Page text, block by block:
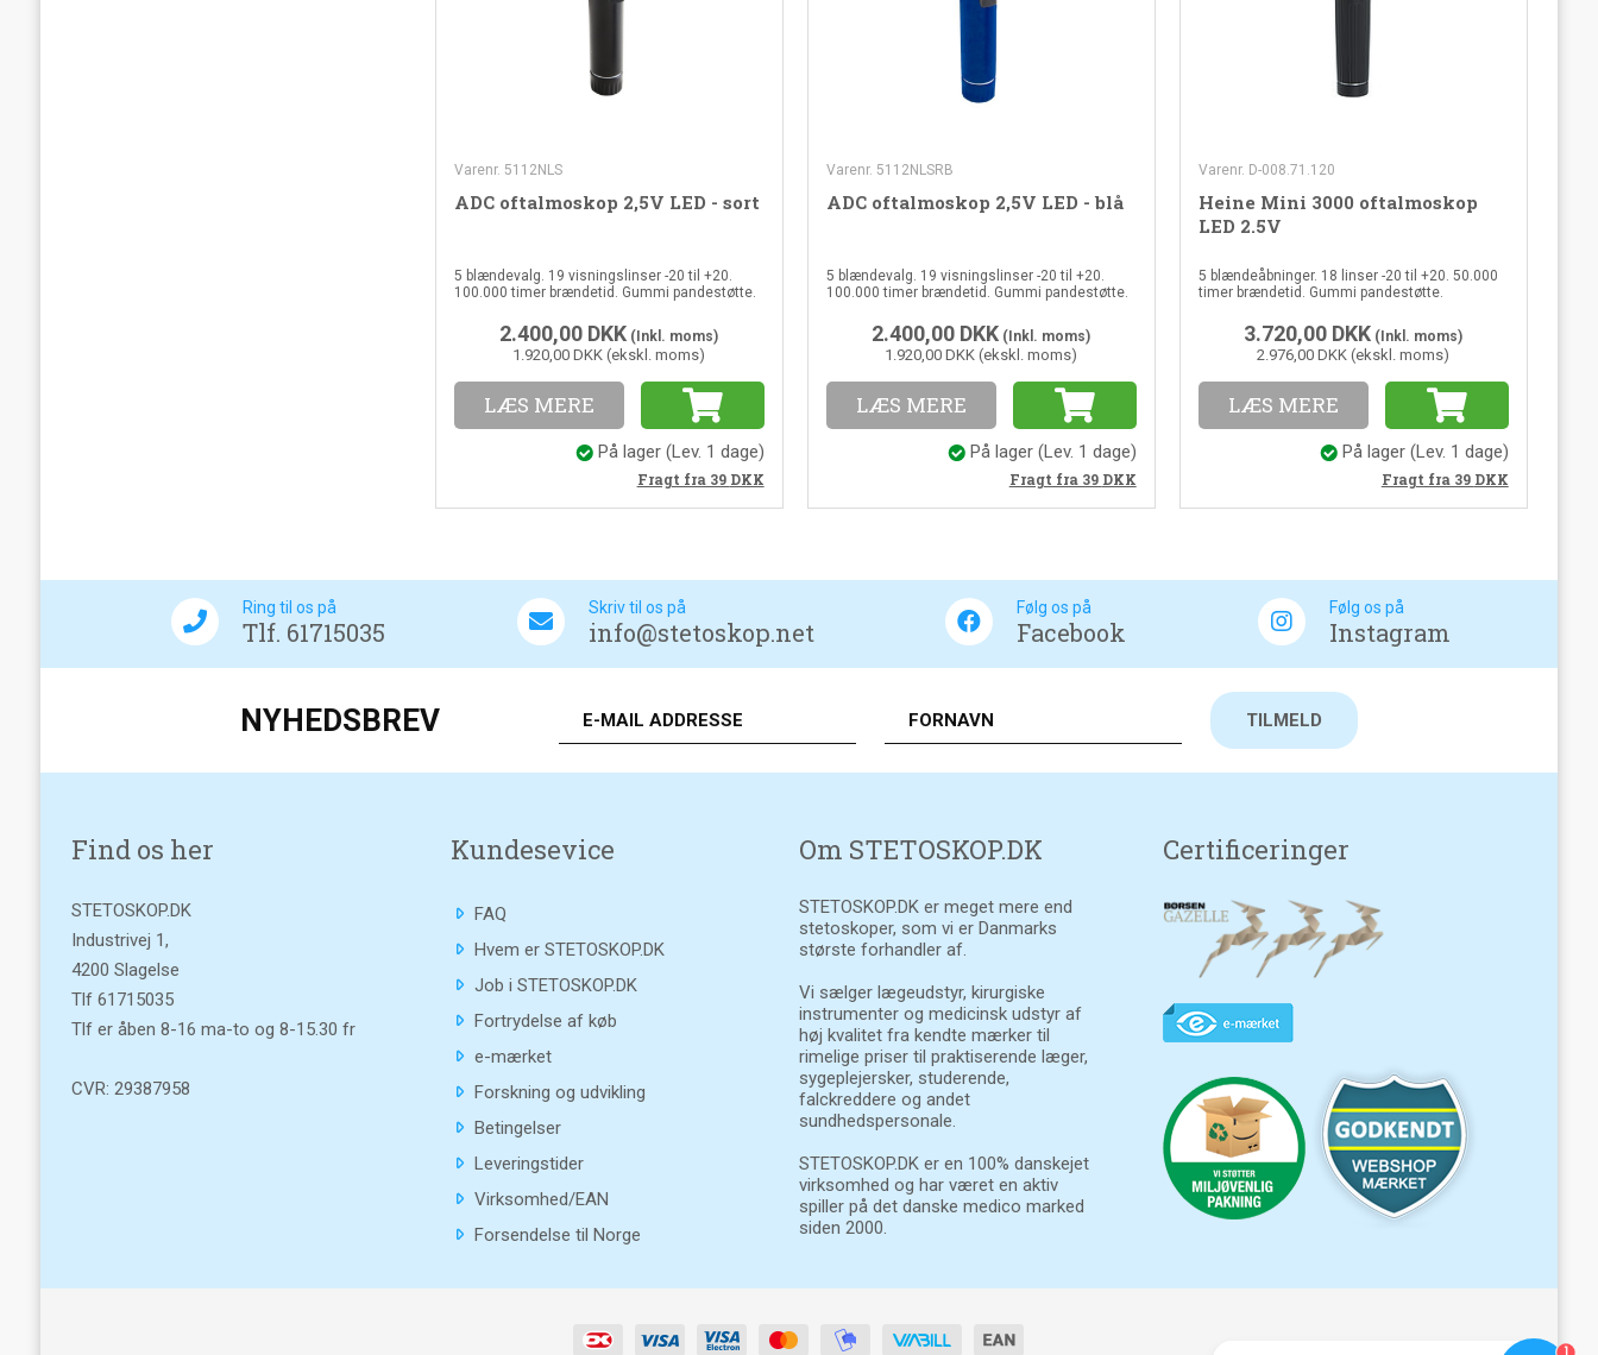
Varenr. 5112NLS
ADC oftalmoskop 2,5V LED - sort
5 blændevalg. 19 visningslinser -20 til +20.
100.000 timer brændetid. Gummi pandestøtte.
2.400,00 DKK (Inkl. moms)
1.920,00 DKK (ekskl. moms)
LÆS MERE
På lager (Lev. 1 dage)
Fragt fra 39 DKK
Varenr. 5112NLSRB
ADC oftalmoskop 2,5V LED - blå
5 blændevalg. 19 visningslinser -20 til +20.
100.000 timer brændetid. Gummi pandestøtte.
2.400,00 DKK (Inkl. moms)
1.920,00 DKK (ekskl. moms)
LÆS MERE
På lager (Lev. 1 dage)
Fragt fra 39 DKK
Varenr. D-008.71.120
Heine Mini 3000 oftalmoskop
LED 2.5V
5 blændeåbninger. 18 linser -20 til +20. 50.000
timer brændetid. Gummi pandestøtte.
3.720,00 DKK (Inkl. moms)
2.976,00 DKK (ekskl. moms)
LÆS MERE
På lager (Lev. 1 dage)
Fragt fra 39 DKK
Ring til os på
Tlf. 61715035
Skriv til os på
info@stetoskop.net
Følg os på
Facebook
Følg os på
Instagram
NYHEDSBREV
Find os her
STETOSKOP.DK
Industrivej 1,
4200 Slagelse
Tlf61715035
Tlf er åben 8-16 ma-to og 8-15.30 fr
CVR: 29387958
Kundesevice
FAQ
Hvem er STETOSKOP.DK
Job i STETOSKOP.DK
Fortrydelse af køb
e-mærket
Forskning og udvikling
Betingelser
Leveringstider
Virksomhed/EAN
Forsendelse til Norge
Om STETOSKOP.DK
STETOSKOP.DK er meget mere end
stetoskoper, som vi er Danmarks
største forhandler af.
Vi sælger lægeudstyr, kirurgiske
instrumenter og medicinsk udstyr af
høj kvalitet fra kendte mærker til
rimelige priser til praktiserende læger,
sygeplejersker, studerende,
falckreddere og andet
sundhedspersonale.
STETOSKOP.DK er en 100% danskejet
virksomhed og har været en aktiv
spiller på det danske medico marked
siden 2000.
Certificeringer